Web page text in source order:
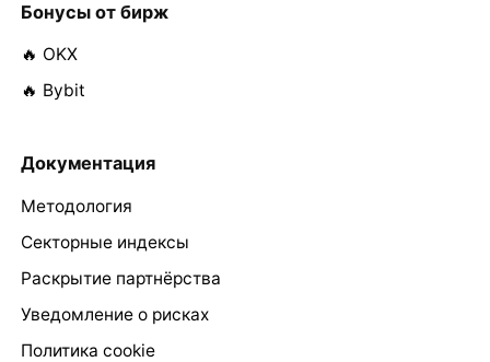
Бонусы от бирж
🔥 OKX
🔥 Bybit
Документация
Методология
Секторные индексы
Раскрытие партнёрства
Уведомление о рисках
Политика cookie